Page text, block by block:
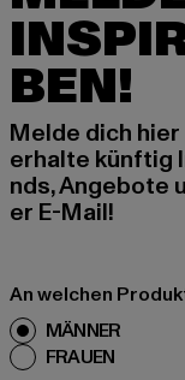
BEN!
Melde dich
erhalte künftig
nds, Angebote
er E-Mail!
An welchen
MÄNNER
FRAUEN